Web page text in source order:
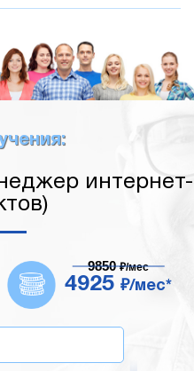
интернет-
4925 ₽/мес*
9850₽/мес